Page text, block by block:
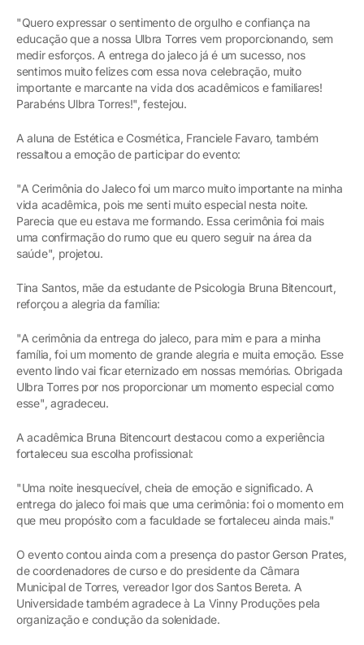
"Quero expressar o sentimento de orgulho e confiança na
educação que a nossa Ulbra Torres vem proporcionando, sem
medir esforços. A entrega do jaleco já é um sucesso, nos
sentimos muito felizes com essa nova celebração, muito
importante e marcante na vida dos acadêmicos e familiares!
Parabéns Ulbra Torres!", festejou.
A aluna de Estética e Cosmética, Franciele Favaro, também
ressaltou a emoção de participar do evento:
"A Cerimônia do Jaleco foi um marco muito importante na minha
vida acadêmica, pois me senti muito especial nesta noite.
Parecia que eu estava me formando. Essa cerimônia foi mais
uma confirmação do rumo que eu quero seguir na área da
saúde", projetou.
Tina Santos, mãe da estudante de Psicologia Bruna Bitencourt,
reforçou a alegria da família:
"A cerimônia da entrega do jaleco, para mim e para a minha
família, foi um momento de grande alegria e muita emoção. Esse
evento lindo vai ficar eternizado em nossas memórias. Obrigada
Ulbra Torres por nos proporcionar um momento especial como
esse", agradeceu.
A acadêmica Bruna Bitencourt destacou como a experiência
fortaleceu sua escolha profissional:
"Uma noite inesquecível, cheia de emoção e significado. A
entrega do jaleco foi mais que uma cerimônia: foi o momento em
que meu propósito com a faculdade se fortaleceu ainda mais."
O evento contou ainda com a presença do pastor Gerson Prates,
de coordenadores de curso e do presidente da Câmara
Municipal de Torres, vereador Igor dos Santos Bereta. A
Universidade também agradece à La Vinny Produções pela
organização e condução da solenidade.